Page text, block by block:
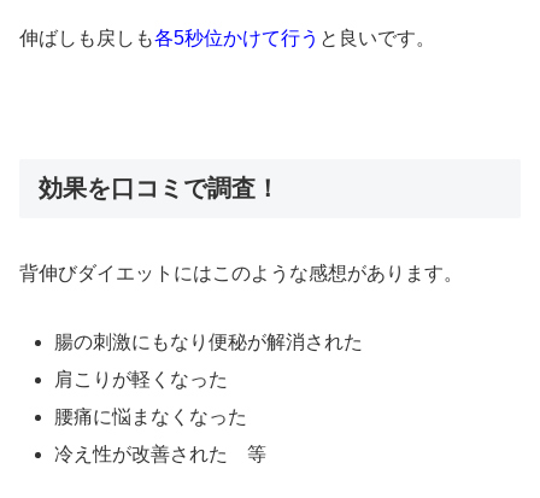
伸ばしも戻しも各5秒位かけて行う と良いです。
効果を口コミで調査！
背伸びダイエットにはこのような感想があります。
腸の刺激にもなり便秘が解消された
肩こりが軽くなった
腰痛に悩まなくなった
冷え性が改善された 等